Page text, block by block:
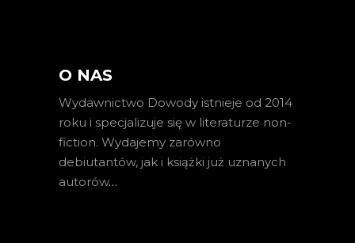
O NAS
Wydawnictwo Dowody istnieje od 2014
roku i specjalizuje się w literaturze non-
fiction. Wydajemy zarówno
debiutantów, jak i książki już uznanych
autorów…